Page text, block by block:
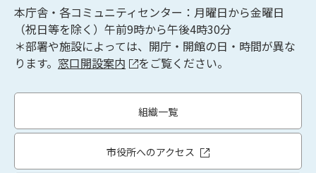
本庁舎・各コミュニティセンター：月曜日から金曜日
（祝日等を除く）午前9時から午後4時30分
＊部署や施設によっては、開庁・開館の日・時間が異な
ります。 窓口開設案内 をご覧ください。
組織一覧
市役所へのアクセス